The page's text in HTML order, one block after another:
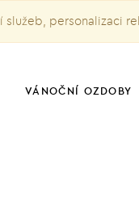
personalizaci
VÁNOČNÍ OZDOBY